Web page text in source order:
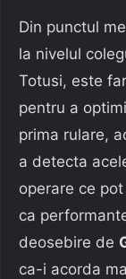
Din punctul
la nivelul
Totusi, este
pentru a
prima rulare,
a detecta
operare ce
ca
deosebire de
ca-i acorda